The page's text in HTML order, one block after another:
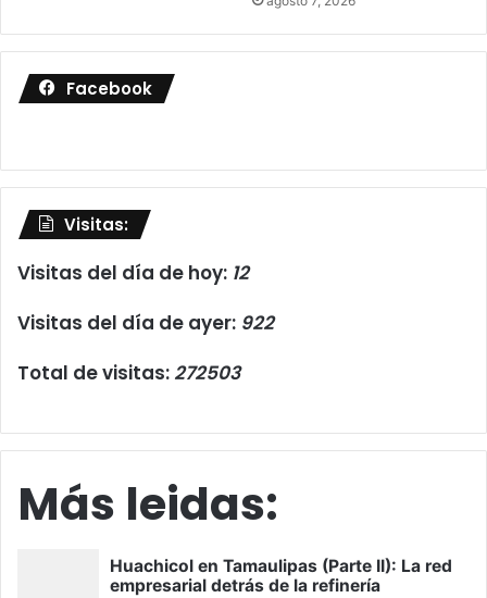
Facebook
Visitas:
Visitas del día de hoy: 12
Visitas del día de ayer: 922
Total de visitas: 272503
Más leidas: